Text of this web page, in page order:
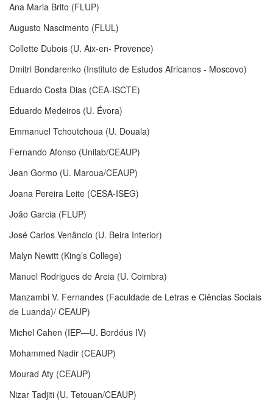
Ana Maria Brito (FLUP)
Augusto Nascimento (FLUL)
Collette Dubois (U. Aix-en- Provence)
Dmitri Bondarenko (Instituto de Estudos Africanos - Moscovo)
Eduardo Costa Dias (CEA-ISCTE)
Eduardo Medeiros (U. Évora)
Emmanuel Tchoutchoua (U. Douala)
Fernando Afonso (Unilab/CEAUP)
Jean Gormo (U. Maroua/CEAUP)
Joana Pereira Leite (CESA-ISEG)
João Garcia (FLUP)
José Carlos Venâncio (U. Beira Interior)
Malyn Newitt (King’s College)
Manuel Rodrigues de Areia (U. Coimbra)
Manzambi V. Fernandes (Faculdade de Letras e Ciências Sociais
de Luanda)/ CEAUP)
Michel Cahen (IEP—U. Bordéus IV)
Mohammed Nadir (CEAUP)
Mourad Aty (CEAUP)
Nizar Tadjiti (U. Tetouan/CEAUP)